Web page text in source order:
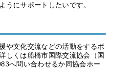
うにサポートしたいです。
や文化交流などの活動をするボ
しくは船橋市国際交流協会（国
へ問い合わせるか同協会ホー